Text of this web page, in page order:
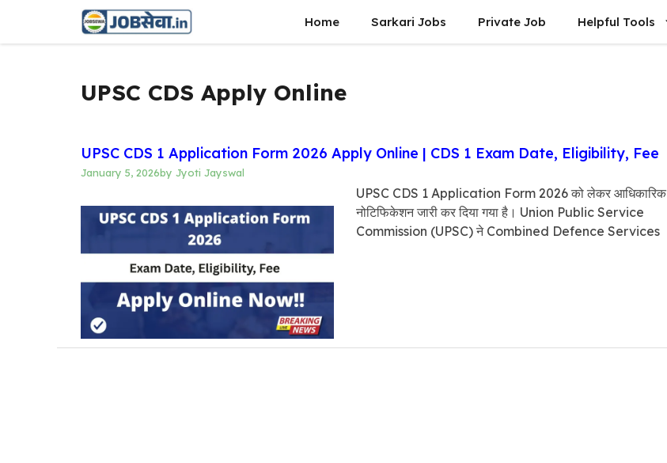
content
Home Sarkari Jobs Private Job Helpful Tools
UPSC CDS Apply Online
UPSC CDS 1 Application Form 2026 Apply Online | CDS 1 Exam Date, Eligibility, Fee
January 5, 2026by Jyoti Jayswal
UPSC CDS 1 Application Form 2026 को लेकर आधिकारिक
नोटिफिकेशन जारी कर दिया गया है। Union Public Service
Commission (UPSC) ने Combined Defence Services